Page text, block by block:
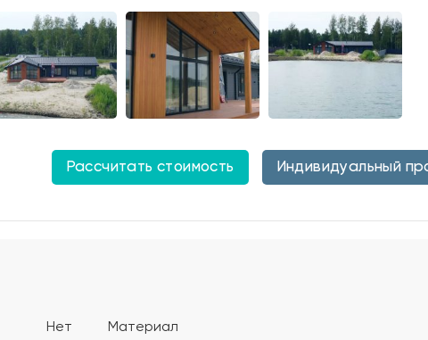
Рассчитать стоимость Индивидуальный
Нет
Материал